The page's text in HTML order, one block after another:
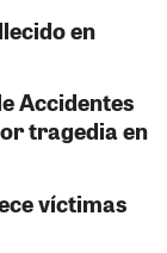
en
Accidentes
tragedia en
víctimas